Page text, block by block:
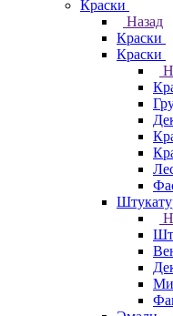
Краски
Назад
Краски
Краски